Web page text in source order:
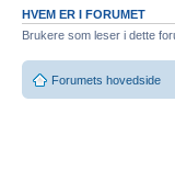
HVEM ER I FORUMET
Brukere som leser i dette
Forumets hovedside